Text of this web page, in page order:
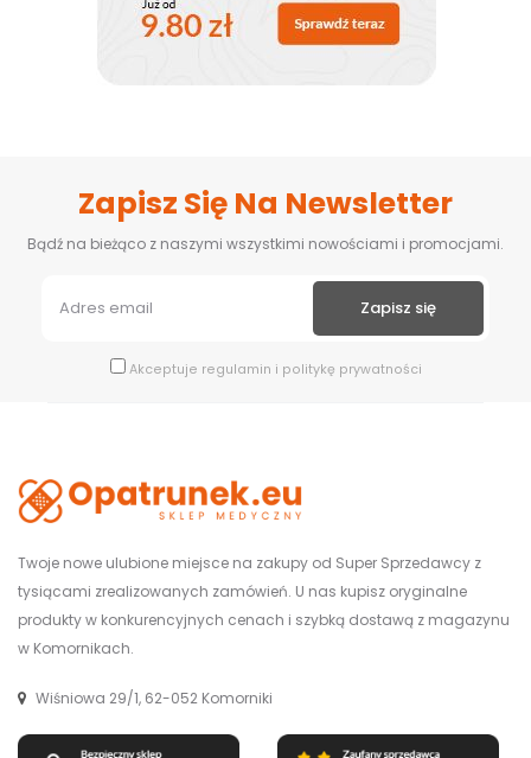
Zapisz Się Na Newsletter
Bądź na bieżąco z naszymi wszystkimi nowościami i promocjami.
Akceptuje regulamin i politykę prywatności
Twoje nowe ulubione miejsce na zakupy od Super Sprzedawcy z
tysiącami zrealizowanych zamówień. U nas kupisz oryginalne
produkty w konkurencyjnych cenach i szybką dostawą z magazynu
w Komornikach.
Wiśniowa 29/1, 62-052 Komorniki